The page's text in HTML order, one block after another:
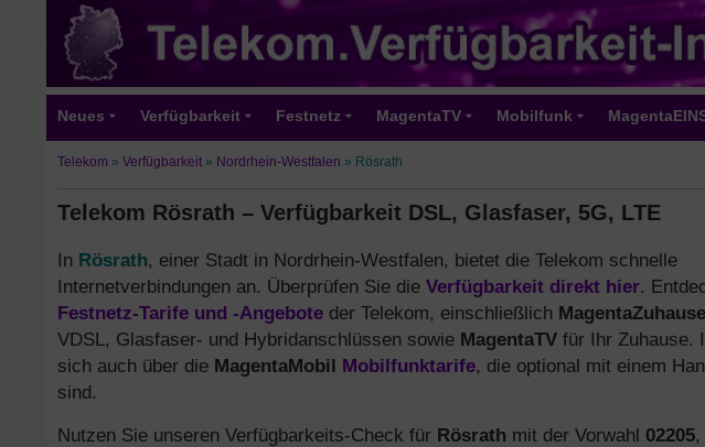
Neues Verfügbarkeit Festnetz MagentaTV Mobilfunk
Telekom » Verfügbarkeit » Nordrhein-Westfalen » Rösrath
Telekom Rösrath – Verfügbarkeit DSL, Glasfaser, 5G, LTE
In Rösrath, einer Stadt in Nordrhein-Westfalen, bietet die Telekom schnelle
Internetverbindungen an. Überprüfen Sie die Verfügbarkeit direkt hier.
Festnetz-Tarife und -Angebote der Telekom, einschließlich MagentaZuhause
VDSL, Glasfaser- und Hybridanschlüssen sowie MagentaTV für Ihr Zuhause.
sich auch über die MagentaMobil Mobilfunktarife, die optional mit einem
sind.
Nutzen Sie unseren Verfügbarkeits-Check für Rösrath mit der Vorwahl 02205,